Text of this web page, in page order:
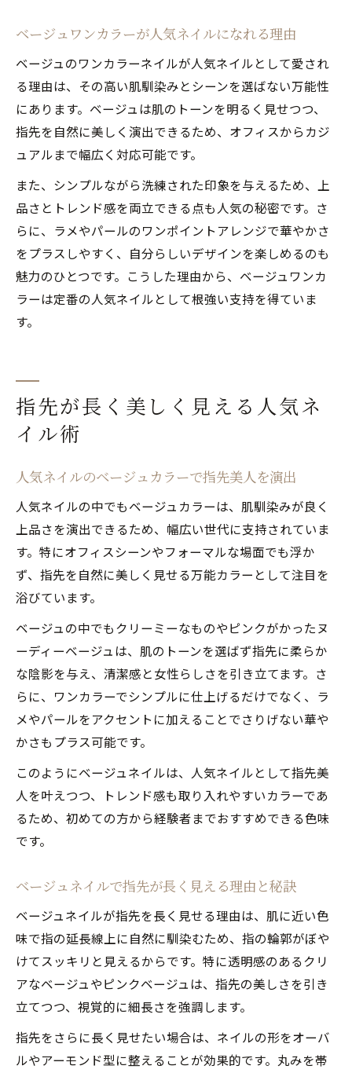
ベージュワンカラーが人気ネイルになれる理由
ベージュのワンカラーネイルが人気ネイルとして愛され
る理由は、その高い肌馴染みとシーンを選ばない万能性
にあります。ベージュは肌のトーンを明るく見せつつ、
指先を自然に美しく演出できるため、オフィスからカジ
ュアルまで幅広く対応可能です。
また、シンプルながら洗練された印象を与えるため、上
品さとトレンド感を両立できる点も人気の秘密です。さ
らに、ラメやパールのワンポイントアレンジで華やかさ
をプラスしやすく、自分らしいデザインを楽しめるのも
魅力のひとつです。こうした理由から、ベージュワンカ
ラーは定番の人気ネイルとして根強い支持を得ていま
す。
指先が長く美しく見える人気ネ
イル術
人気ネイルのベージュカラーで指先美人を演出
人気ネイルの中でもベージュカラーは、肌馴染みが良く
上品さを演出できるため、幅広い世代に支持されていま
す。特にオフィスシーンやフォーマルな場面でも浮か
ず、指先を自然に美しく見せる万能カラーとして注目を
浴びています。
ベージュの中でもクリーミーなものやピンクがかったヌ
ーディーベージュは、肌のトーンを選ばず指先に柔らか
な陰影を与え、清潔感と女性らしさを引き立てます。さ
らに、ワンカラーでシンプルに仕上げるだけでなく、ラ
メやパールをアクセントに加えることでさりげない華や
かさもプラス可能です。
このようにベージュネイルは、人気ネイルとして指先美
人を叶えつつ、トレンド感も取り入れやすいカラーであ
るため、初めての方から経験者までおすすめできる色味
です。
ベージュネイルで指先が長く見える理由と秘訣
ベージュネイルが指先を長く見せる理由は、肌に近い色
味で指の延長線上に自然に馴染むため、指の輪郭がぼや
けてスッキリと見えるからです。特に透明感のあるクリ
アなベージュやピンクベージュは、指先の美しさを引き
立てつつ、視覚的に細長さを強調します。
指先をさらに長く見せたい場合は、ネイルの形をオーバ
ルやアーモンド型に整えることが効果的です。丸みを帯